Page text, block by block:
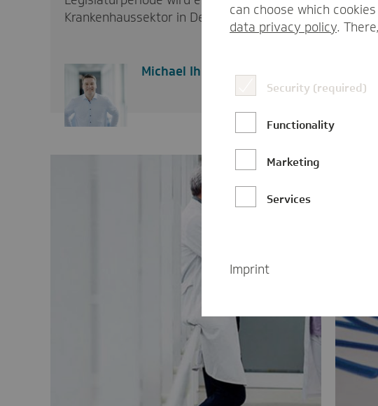
Krankenhaussektor in Deutschland…
Michael Ihly
can choose which
data privacy policy.
Security (required)
Functionality
Marketing
Services
Imprint